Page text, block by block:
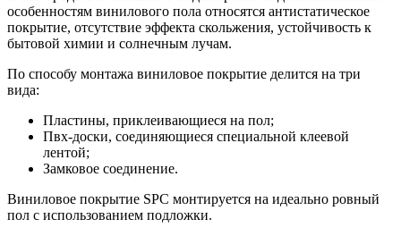
особенностям винилового пола относятся антистатическое
покрытие, отсутствие эффекта скольжения, устойчивость к
бытовой химии и солнечным лучам.
По способу монтажа виниловое покрытие делится на три
вида:
Пластины, приклеивающиеся на пол;
Пвх-доски, соединяющиеся специальной клеевой
лентой;
Замковое соединение.
Виниловое покрытие SPC монтируется на идеально ровный
пол с использованием подложки.